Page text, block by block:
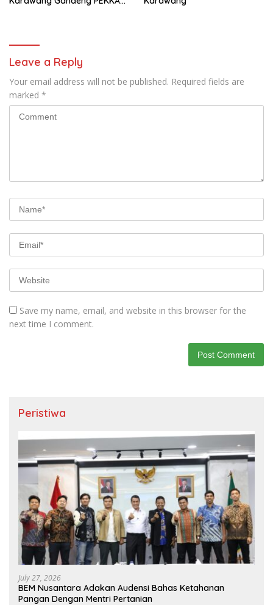
Leave a Reply
Your email address will not be published. Required fields are
marked *
Save my name, email, and website in this browser for the
next time I comment.
Peristiwa
July 27, 2026
BEM Nusantara Adakan Audensi Bahas Ketahanan
Pangan Dengan Mentri Pertanian